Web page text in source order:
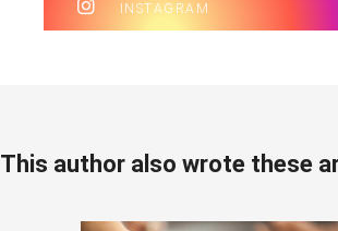
INSTAGRAM
This author also wrote these